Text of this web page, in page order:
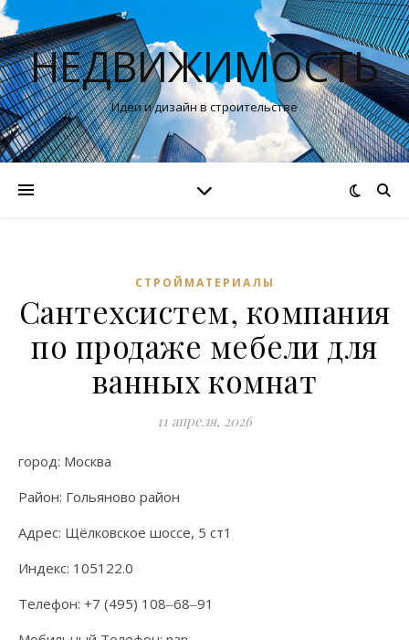
НЕДВИЖИМОСТЬ
Идеи и дизайн в строительстве
СТРОЙМАТЕРИАЛЫ
Сантехсистем, компания
по продаже мебели для
ванных комнат
11 апреля, 2026
город: Москва
Район: Гольяново район
Адрес: Щёлковское шоссе, 5 ст1
Индекс: 105122.0
Телефон: +7 (495) 108‒68‒91